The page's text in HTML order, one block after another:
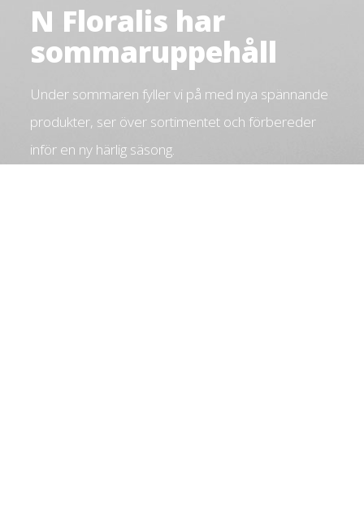
N Floralis har
sommaruppehåll
Under sommaren fyller vi på med nya spännande
produkter, ser över sortimentet och förbereder
inför en ny härlig säsong.